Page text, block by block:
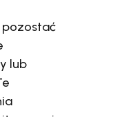
pozostać
lub